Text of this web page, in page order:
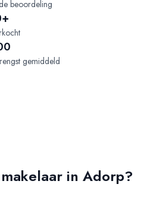
beoordeling
gemiddeld
in Adorp?